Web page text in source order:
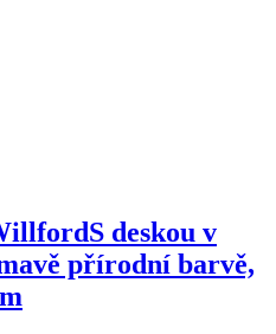
S deskou v
přírodní barvě,